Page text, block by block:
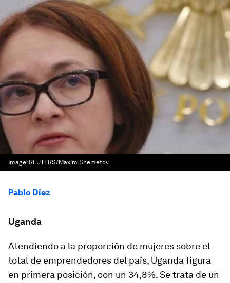
Image: REUTERS/Maxim Shemetov
Pablo Díez
Uganda
Atendiendo a la proporción de mujeres sobre el
total de emprendedores del país, Uganda figura
en primera posición, con un 34,8%. Se trata de un